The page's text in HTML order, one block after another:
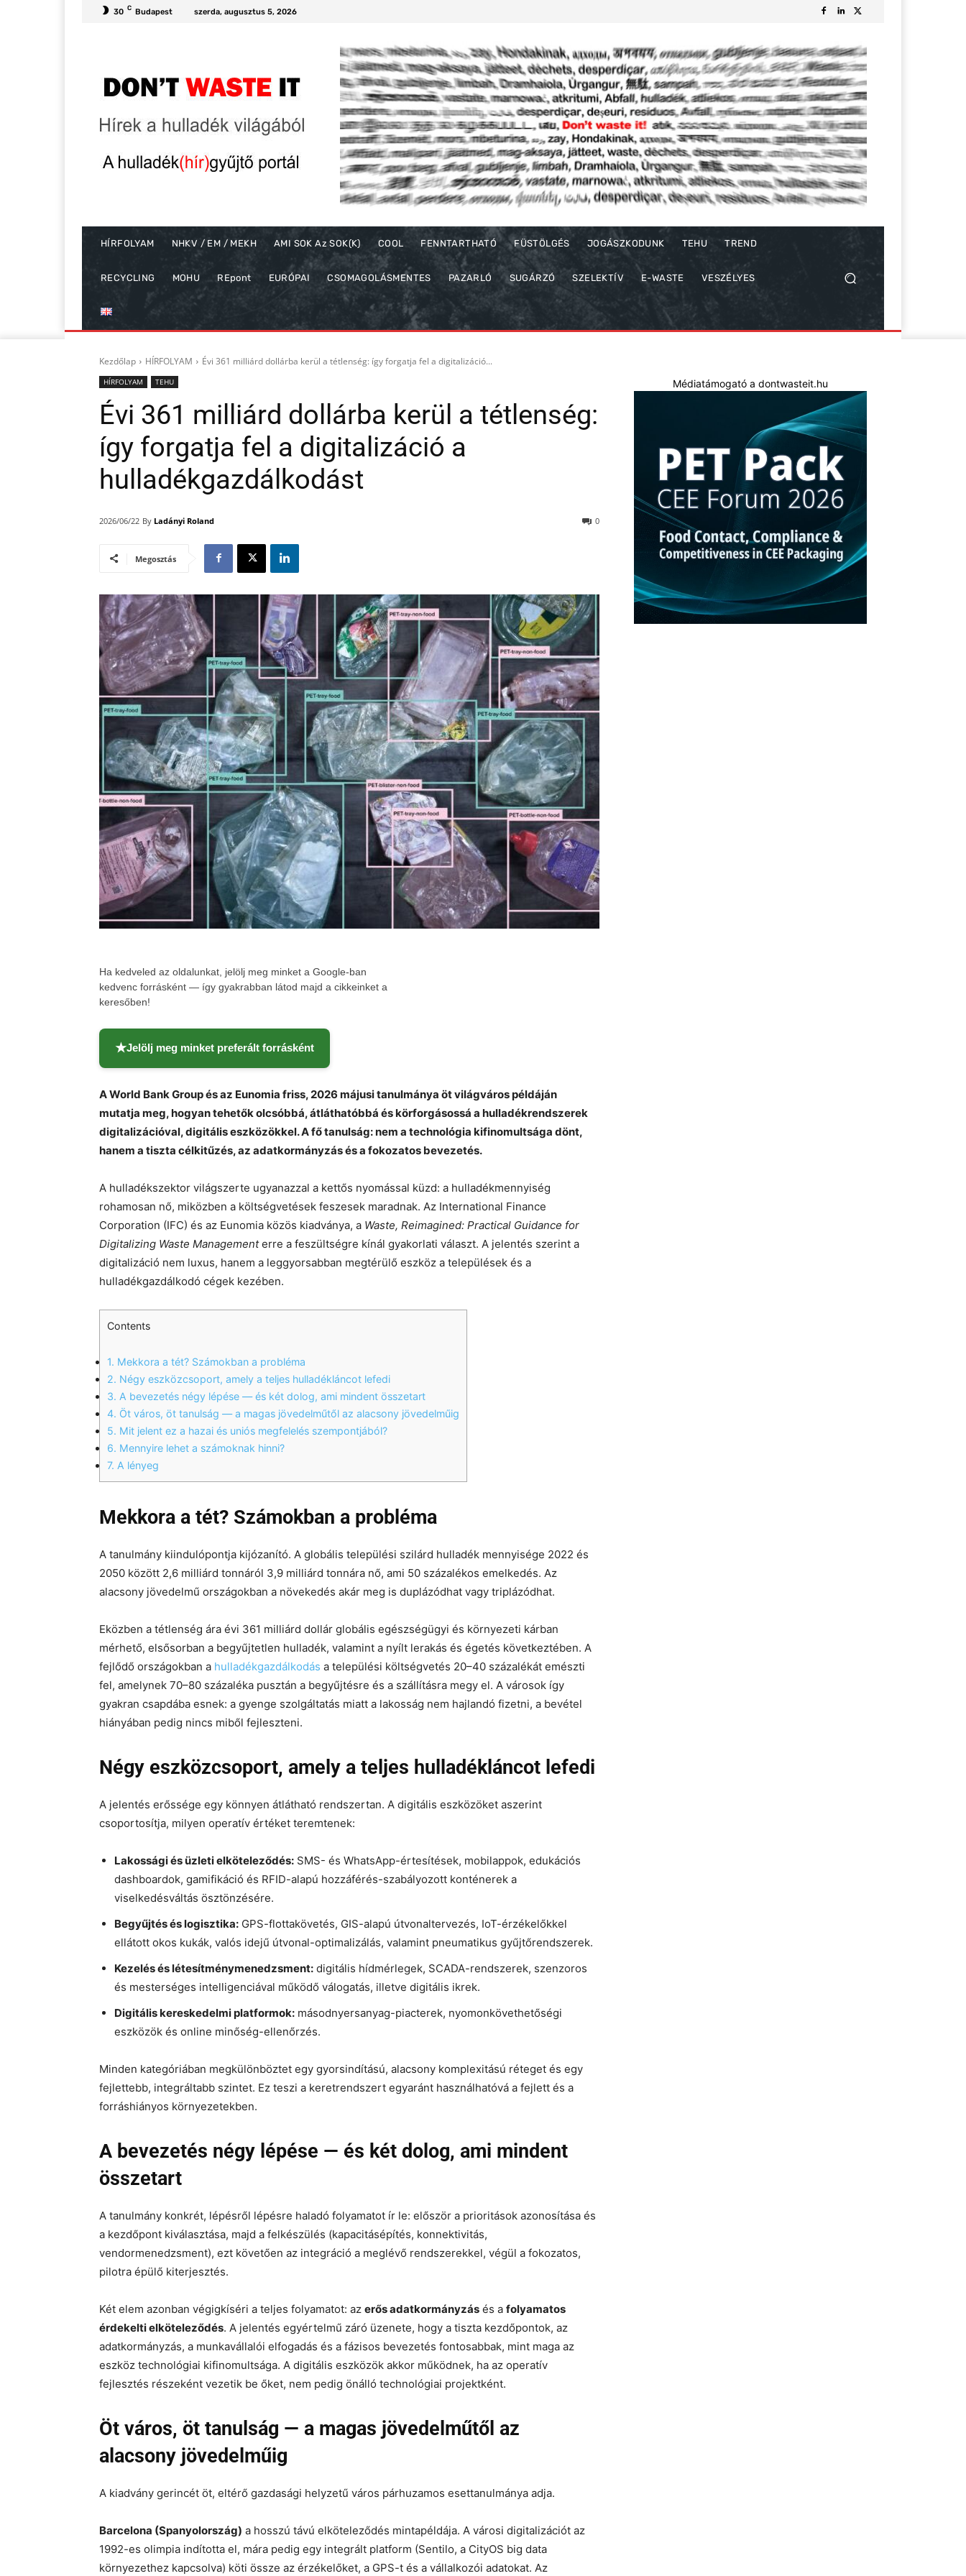
30 C Budapest szerda, augusztus 5, 2026
HÍRFOLYAM NHKV / EM / MEKH AMI SOK Az SOK(K) COOL FENNTARTHATÓ FÜSTÖLGÉS JOGÁSZKODUNK TEHU TREND
RECYCLING MOHU REpont EURÓPAI CSOMAGOLÁSMENTES PAZARLÓ SUGÁRZÓ SZELEKTÍV E-WASTE VESZÉLYES
Kezdőlap HÍRFOLYAM Évi 361 milliárd dollárba kerül a tétlenség: így forgatja fel a digitalizáció...
HÍRFOLYAM TEHU
Évi 361 milliárd dollárba kerül a tétlenség:
így forgatja fel a digitalizáció a
hulladékgazdálkodást
2026/06/22 By Ladányi Roland 0
Megosztás
Ha kedveled az oldalunkat, jelölj meg minket a Google-ban
kedvenc forrásként — így gyakrabban látod majd a cikkeinket a
keresőben!
★Jelölj meg minket preferált forrásként
A World Bank Group és az Eunomia friss, 2026 májusi tanulmánya öt világváros példáján
mutatja meg, hogyan tehetők olcsóbbá, átláthatóbbá és körforgásossá a hulladékrendszerek
digitalizációval, digitális eszközökkel. A fő tanulság: nem a technológia kifinomultsága dönt,
hanem a tiszta célkitűzés, az adatkormányzás és a fokozatos bevezetés.
A hulladékszektor világszerte ugyanazzal a kettős nyomással küzd: a hulladékmennyiség
rohamosan nő, miközben a költségvetések feszesek maradnak. Az International Finance
Corporation (IFC) és az Eunomia közös kiadványa, a Waste, Reimagined: Practical Guidance for
Digitalizing Waste Managementerre a feszültségre kínál gyakorlati választ. A jelentés szerint a
digitalizáció nem luxus, hanem a leggyorsabban megtérülő eszköz a települések és a
hulladékgazdálkodó cégek kezében.
Contents
1. Mekkora a tét? Számokban a probléma
2. Négy eszközcsoport, amely a teljes hulladékláncot lefedi
3. A bevezetés négy lépése — és két dolog, ami mindent összetart
4. Öt város, öt tanulság — a magas jövedelműtől az alacsony jövedelműig
5. Mit jelent ez a hazai és uniós megfelelés szempontjából?
6. Mennyire lehet a számoknak hinni?
7. A lényeg
Mekkora a tét? Számokban a probléma
A tanulmány kiindulópontja kijózanító. A globális települési szilárd hulladék mennyisége 2022 és
2050 között 2,6 milliárd tonnáról 3,9 milliárd tonnára nő, ami 50 százalékos emelkedés. Az
alacsony jövedelmű országokban a növekedés akár meg is duplázódhat vagy triplázódhat.
Eközben a tétlenség ára évi 361 milliárd dollár globális egészségügyi és környezeti kárban
mérhető, elsősorban a begyűjtetlen hulladék, valamint a nyílt lerakás és égetés következtében. A
fejlődő országokban a hulladékgazdálkodás a települési költségvetés 20–40 százalékát emészti
fel, amelynek 70–80 százaléka pusztán a begyűjtésre és a szállításra megy el. A városok így
gyakran csapdába esnek: a gyenge szolgáltatás miatt a lakosság nem hajlandó fizetni, a bevétel
hiányában pedig nincs miből fejleszteni.
Négy eszközcsoport, amely a teljes hulladékláncot lefedi
A jelentés erőssége egy könnyen átlátható rendszertan. A digitális eszközöket aszerint
csoportosítja, milyen operatív értéket teremtenek:
Lakossági és üzleti elköteleződés: SMS- és WhatsApp-értesítések, mobilappok, edukációs
dashboardok, gamifikáció és RFID-alapú hozzáférés-szabályozott konténerek a
viselkedésváltás ösztönzésére.
Begyűjtés és logisztika: GPS-flottakövetés, GIS-alapú útvonaltervezés, IoT-érzékelőkkel
ellátott okos kukák, valós idejű útvonal-optimalizálás, valamint pneumatikus gyűjtőrendszerek.
Kezelés és létesítménymenedzsment: digitális hídmérlegek, SCADA-rendszerek, szenzoros
és mesterséges intelligenciával működő válogatás, illetve digitális ikrek.
Digitális kereskedelmi platformok: másodnyersanyag-piacterek, nyomonkövethetőségi
eszközök és online minőség-ellenőrzés.
Minden kategóriában megkülönböztet egy gyorsindítású, alacsony komplexitású réteget és egy
fejlettebb, integráltabb szintet. Ez teszi a keretrendszert egyaránt használhatóvá a fejlett és a
forráshiányos környezetekben.
A bevezetés négy lépése — és két dolog, ami mindent
összetart
A tanulmány konkrét, lépésről lépésre haladó folyamatot ír le: először a prioritások azonosítása és
a kezdőpont kiválasztása, majd a felkészülés (kapacitásépítés, konnektivitás,
vendormenedzsment), ezt követően az integráció a meglévő rendszerekkel, végül a fokozatos,
pilotra épülő kiterjesztés.
Két elem azonban végigkíséri a teljes folyamatot: az erős adatkormányzás és a folyamatos
érdekelti elköteleződés. A jelentés egyértelmű záró üzenete, hogy a tiszta kezdőpontok, az
adatkormányzás, a munkavállalói elfogadás és a fázisos bevezetés fontosabbak, mint maga az
eszköz technológiai kifinomultsága. A digitális eszközök akkor működnek, ha az operatív
fejlesztés részeként vezetik be őket, nem pedig önálló technológiai projektként.
Öt város, öt tanulság — a magas jövedelműtől az
alacsony jövedelműig
A kiadvány gerincét öt, eltérő gazdasági helyzetű város párhuzamos esettanulmánya adja.
Barcelona (Spanyolország) a hosszú távú elköteleződés mintapéldája. A városi digitalizációt az
1992-es olimpia indította el, mára pedig egy integrált platform (Sentilo, a CityOS big data
környezethez kapcsolva) köti össze az érzékelőket, a GPS-t és a vállalkozói adatokat. Az
Médiatámogató a dontwasteit.hu